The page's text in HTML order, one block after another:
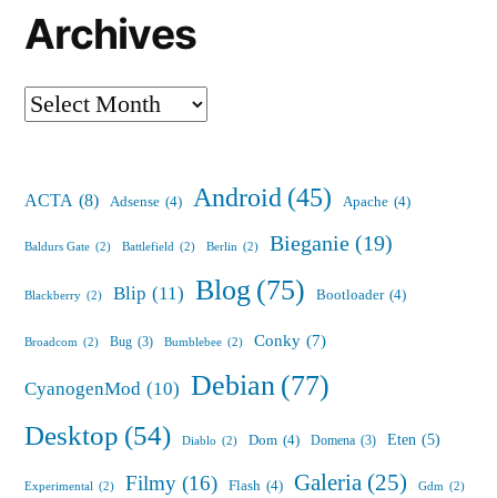
Archives
Archives
ACTA (8) Adsense (4) Android (45) Apache (4)
Baldurs Gate (2) Battlefield (2) Berlin (2) Bieganie (19)
Blackberry (2) Blip (11) Blog(75) Bootloader (4)
Broadcom (2) Bug (3) Bumblebee (2) Conky (7)
CyanogenMod (10) Debian(77)
Desktop (54) Diablo (2) Dom (4) Domena (3) Eten (5)
Experimental (2) Filmy (16) Flash (4) Galeria (25) Gdm (2)